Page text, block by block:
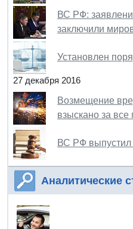
ВС РФ:
заключили
Установлен
27 декабря 2016
Возмещение
взыскано за
ВС РФ выпустил
Аналитические